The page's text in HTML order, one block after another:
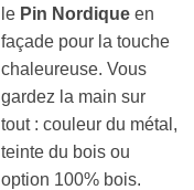
le Pin Nordique en
façade pour la touche
chaleureuse. Vous
gardez la main sur
tout : couleur du métal,
teinte du bois ou
option 100% bois.